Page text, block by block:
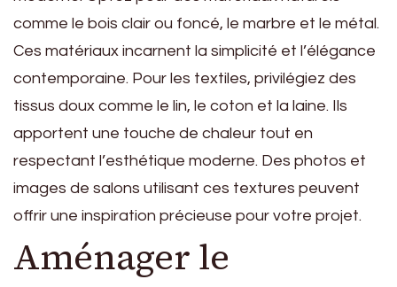
comme le bois clair ou foncé, le marbre et le métal.
Ces matériaux incarnent la simplicité et l’élégance
contemporaine. Pour les textiles, privilégiez des
tissus doux comme le lin, le coton et la laine. Ils
apportent une touche de chaleur tout en
respectant l’esthétique moderne. Des photos et
images de salons utilisant ces textures peuvent
offrir une inspiration précieuse pour votre projet.
Aménager le